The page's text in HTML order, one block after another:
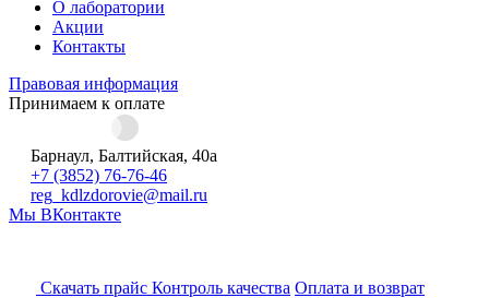
О лаборатории
Акции
Контакты
Правовая информация
Принимаем к оплате
Барнаул, Балтийская, 40а
+7 (3852) 76-76-46
reg_kdlzdorovie@mail.ru
Мы ВКонтакте
Скачать прайс Контроль качества Оплата и возврат